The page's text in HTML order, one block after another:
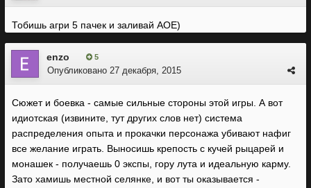
Тобишь агри 5 пачек и заливай АОЕ)
enzo 5
Опубликовано 27 декабря, 2015
Сюжет и боевка - самые сильные стороны этой игры. А вот
идиотская (извините, тут других слов нет) система
распределения опыта и прокачки персонажа убивают нафиг
все желание играть. Выносишь крепость с кучей рыцарей и
монашек - получаешь 0 экспы, гору лута и идеальную карму.
Зато хамишь местной селянке, и вот ты оказывается -